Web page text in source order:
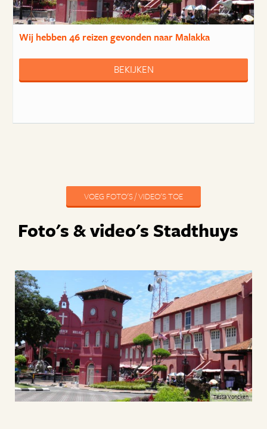
Wij hebben46 reizengevonden naar Malakka
BEKIJKEN
VOEG FOTO'S / VIDEO'S TOE
Foto's & video's Stadthuys
Tessa Voncken